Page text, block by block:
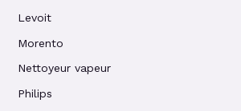
Levoit
Morento
Nettoyeur vapeur
Philips